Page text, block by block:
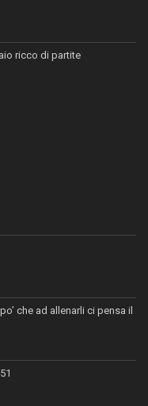
ricco di partite
che ad allenarli ci pensa il